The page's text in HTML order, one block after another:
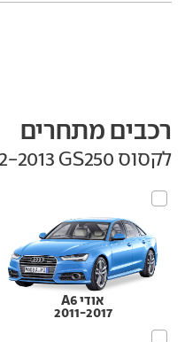
רכבים מתחרים
לקסוס GS250‏ 2012-2013
אודי A6
2011-2017